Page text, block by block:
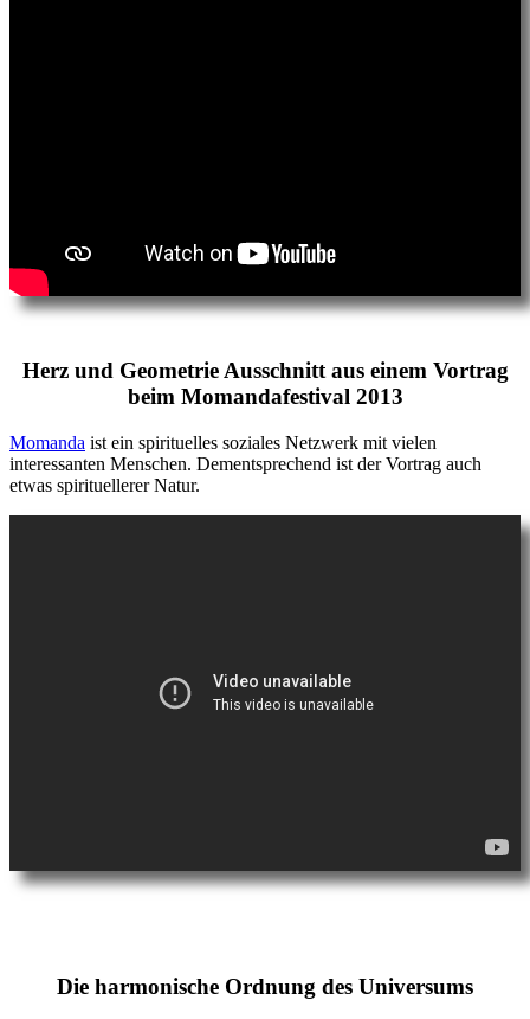
Herz und Geometrie Ausschnitt aus einem Vortrag
beim Momandafestival 2013
Momanda ist ein spirituelles soziales Netzwerk mit vielen
interessanten Menschen. Dementsprechend ist der Vortrag auch
etwas spirituellerer Natur.
Die harmonische Ordnung des Universums